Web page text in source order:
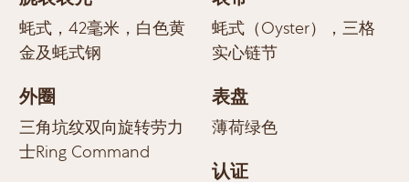
蚝式，42毫米，白色黄
金及蚝式钢
外圈
三角坑纹双向旋转劳力
士Ring Command
蚝式（Oyster），三格
实心链节
表盘
薄荷绿色
认证